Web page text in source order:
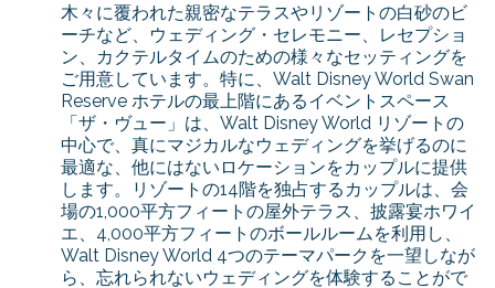
木々に覆われた親密なテラスやリゾートの白砂のビ
ーチなど、ウェディング・セレモニー、レセプショ
ン、カクテルタイムのための様々なセッティングを
ご用意しています。特に、Walt Disney World Swan
Reserve ホテルの最上階にあるイベントスペース
「ザ・ヴュー」は、Walt Disney World リゾートの
中心で、真にマジカルなウェディングを挙げるのに
最適な、他にはないロケーションをカップルに提供
します。リゾートの14階を独占するカップルは、会
場の1,000平方フィートの屋外テラス、披露宴ホワイ
エ、4,000平方フィートのボールルームを利用し、
Walt Disney World 4つのテーマパークを一望しなが
ら、忘れられないウェディングを体験することがで